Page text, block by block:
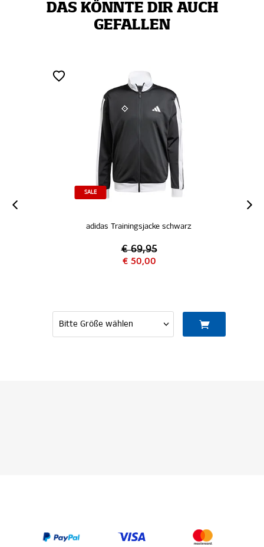
DAS KÖNNTE DIR AUCH
GEFALLEN
SALE
adidas Trainingsjacke schwarz
€ 69,95
€ 50,00